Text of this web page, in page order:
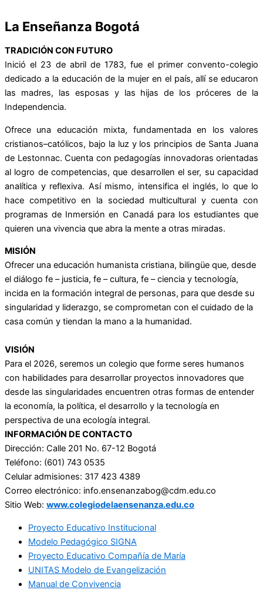
La Enseñanza Bogotá
TRADICIÓN CON FUTURO
Inició el 23 de abril de 1783, fue el primer convento-colegio
dedicado a la educación de la mujer en el país, allí se educaron
las madres, las esposas y las hijas de los próceres de la
Independencia.
Ofrece una educación mixta, fundamentada en los valores
cristianos–católicos, bajo la luz y los principios de Santa Juana
de Lestonnac. Cuenta con pedagogías innovadoras orientadas
al logro de competencias, que desarrollen el ser, su capacidad
analítica y reflexiva. Así mismo, intensifica el inglés, lo que lo
hace competitivo en la sociedad multicultural y cuenta con
programas de Inmersión en Canadá para los estudiantes que
quieren una vivencia que abra la mente a otras miradas.
MISIÓN
Ofrecer una educación humanista cristiana, bilingüe que, desde
el diálogo fe – justicia, fe – cultura, fe – ciencia y tecnología,
incida en la formación integral de personas, para que desde su
singularidad y liderazgo, se comprometan con el cuidado de la
casa común y tiendan la mano a la humanidad.
VISIÓN
Para el 2026, seremos un colegio que forme seres humanos
con habilidades para desarrollar proyectos innovadores que
desde las singularidades encuentren otras formas de entender
la economía, la política, el desarrollo y la tecnología en
perspectiva de una ecología integral.
INFORMACIÓN DE CONTACTO
Dirección: Calle 201 No. 67-12 Bogotá
Teléfono: (601) 743 0535
Celular admisiones: 317 423 4389
Correo electrónico: info.ensenanzabog@cdm.edu.co
Sitio Web: www.colegiodelaensenanza.edu.co
Proyecto Educativo Institucional
Modelo Pedagógico SIGNA
Proyecto Educativo Compañía de María
UNITAS Modelo de Evangelización
Manual de Convivencia